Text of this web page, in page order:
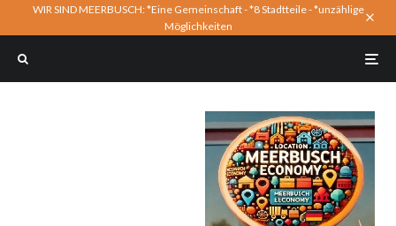
WIR SIND MEERBUSCH: *Eine Gemeinschaft - *8 Stadtteile - *unzählige
Möglichkeiten